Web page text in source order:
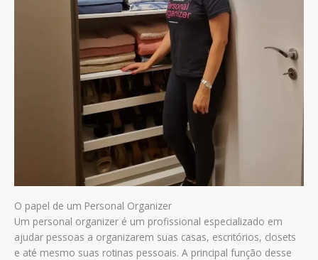
O papel de um Personal Organizer
Um personal organizer é um profissional especializado em
ajudar pessoas a organizarem suas casas, escritórios, closets
e até mesmo suas rotinas pessoais. A principal função desse